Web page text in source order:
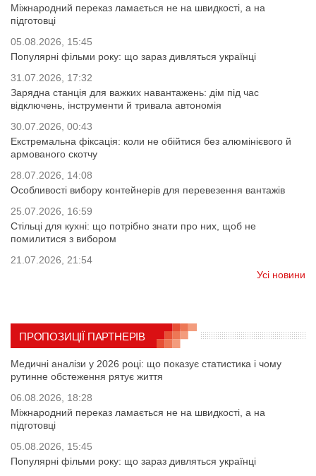
Міжнародний переказ ламається не на швидкості, а на
підготовці
05.08.2026, 15:45
Популярні фільми року: що зараз дивляться українці
31.07.2026, 17:32
Зарядна станція для важких навантажень: дім під час
відключень, інструменти й тривала автономія
30.07.2026, 00:43
Екстремальна фіксація: коли не обійтися без алюмінієвого й
армованого скотчу
28.07.2026, 14:08
Особливості вибору контейнерів для перевезення вантажів
25.07.2026, 16:59
Стільці для кухні: що потрібно знати про них, щоб не
помилитися з вибором
21.07.2026, 21:54
Усі новини
ПРОПОЗИЦІЇ ПАРТНЕРІВ
Медичні аналізи у 2026 році: що показує статистика і чому
рутинне обстеження рятує життя
06.08.2026, 18:28
Міжнародний переказ ламається не на швидкості, а на
підготовці
05.08.2026, 15:45
Популярні фільми року: що зараз дивляться українці